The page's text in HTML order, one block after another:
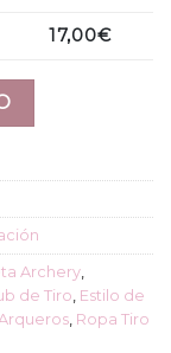
17,00€
Archery
de Tiro Estilo de
Ropa Tiro